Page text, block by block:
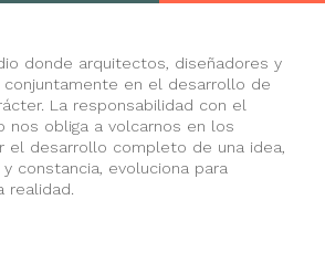
donde arquitectos, diseñadores y
conjuntamente en el desarrollo de
La responsabilidad con el
nos obliga a volcarnos en los
el desarrollo completo de una idea,
constancia, evoluciona para
realidad.